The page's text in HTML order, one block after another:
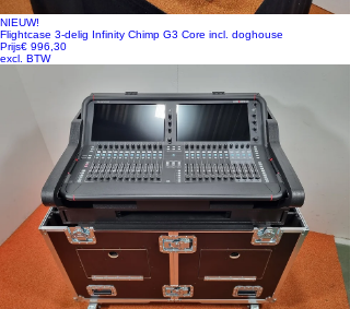
NIEUW!
Flightcase 3-delig Infinity Chimp G3 Core incl. doghouse
Prijs€ 996,30
excl. BTW